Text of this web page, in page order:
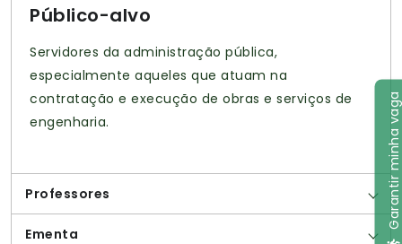
Garantir minha vaga
Público-alvo
Servidores da administração pública,
especialmente aqueles que atuam na
contratação e execução de obras e serviços de
engenharia.
Professores
Ementa